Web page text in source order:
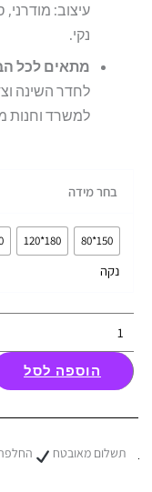
עיצוב: מודרני,
נקי.
מתאים לכל
לחדר השינה
למשרד וחנות
בחר מידה
150*80
180*120
נקה
שטיח
מרבל
דמוי
צבע
שמנת
הוספה לסל
תשלום מאובטח החלפה /